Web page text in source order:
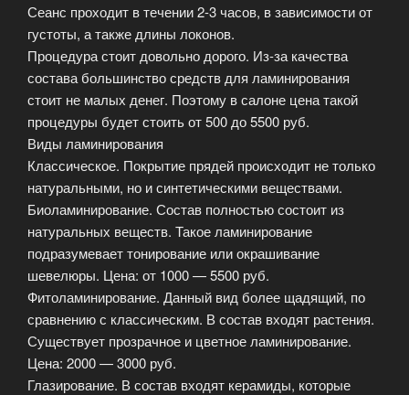
Сеанс проходит в течении 2-3 часов, в зависимости от
густоты, а также длины локонов.
Процедура стоит довольно дорого. Из-за качества
состава большинство средств для ламинирования
стоит не малых денег. Поэтому в салоне цена такой
процедуры будет стоить от 500 до 5500 руб.
Виды ламинирования
Классическое. Покрытие прядей происходит не только
натуральными, но и синтетическими веществами.
Биоламинирование. Состав полностью состоит из
натуральных веществ. Такое ламинирование
подразумевает тонирование или окрашивание
шевелюры. Цена: от 1000 — 5500 руб.
Фитоламинирование. Данный вид более щадящий, по
сравнению с классическим. В состав входят растения.
Существует прозрачное и цветное ламинирование.
Цена: 2000 — 3000 руб.
Глазирование. В состав входят керамиды, которые